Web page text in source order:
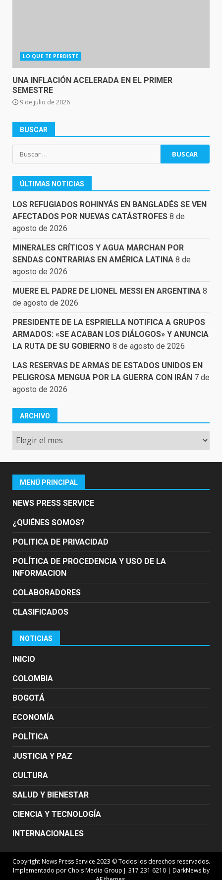
LO QUE TE PERDISTE
UNA INFLACIÓN ACELERADA EN EL PRIMER
SEMESTRE
9 de julio de 2026
BUSCAR
Buscar:
ÚLTIMAS NOTICIAS
LOS REFUGIADOS ROHINYÁS EN BANGLADÉS SE VEN
AFECTADOS POR NUEVAS CATÁSTROFES 8 de
agosto de 2026
MINERALES CRÍTICOS Y AGUA MARCHAN POR
SENDAS CONTRARIAS EN AMÉRICA LATINA 8 de
agosto de 2026
MUERE EL PADRE DE LIONEL MESSI EN ARGENTINA 8
de agosto de 2026
PRESIDENTE DE LA ESPRIELLA NOTIFICA A GRUPOS
ARMADOS: «SE ACABAN LOS DIÁLOGOS» Y ANUNCIA
LA RUTA DE SU GOBIERNO 8 de agosto de 2026
LAS RESERVAS DE ARMAS DE ESTADOS UNIDOS EN
PELIGROSA MENGUA POR LA GUERRA CON IRÁN 7 de
agosto de 2026
ARCHIVO
Archivo
MENÚ PRINCIPAL
NEWS PRESS SERVICE
¿QUIÉNES SOMOS?
POLITICA DE PRIVACIDAD
POLÍTICA DE PROCEDENCIA Y USO DE LA
INFORMACION
COLABORADORES
CLASIFICADOS
NOTICIAS
INICIO
COLOMBIA
BOGOTÁ
ECONOMÍA
POLÍTICA
JUSTICIA Y PAZ
CULTURA
SALUD Y BIENESTAR
CIENCIA Y TECNOLOGÍA
INTERNACIONALES
Copyright News Press Service 2023 © Todos los derechos reservados.
Implementado por Chois Media Group J. 317 231 6210 | DarkNewsby